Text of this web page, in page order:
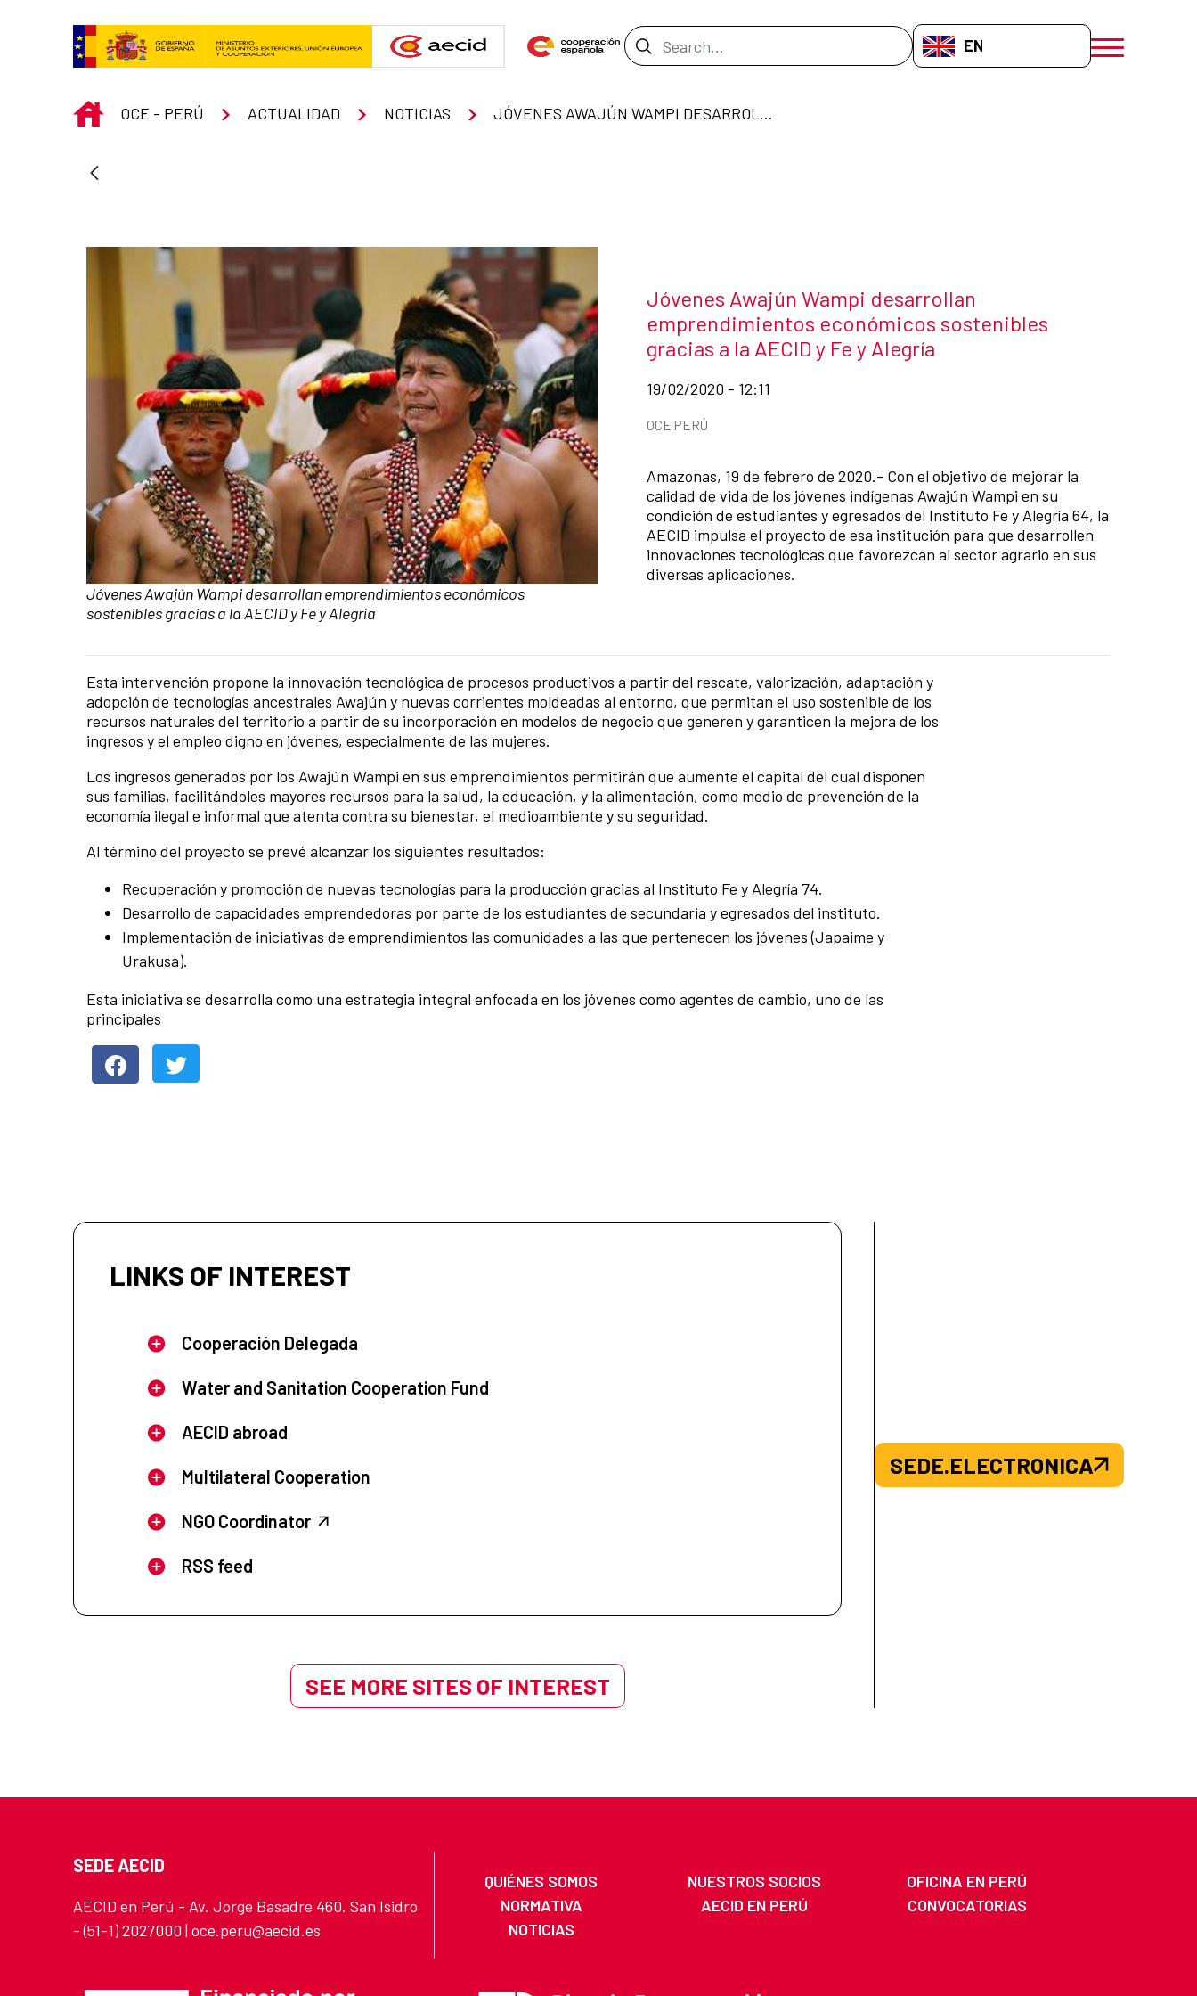
Search Bar EN-GB
menú móvil
INICIO
OCE - PERÚ ACTUALIDAD NOTICIAS JÓVENES AWAJÚN WAMPI DESARROLLAN EMPRENDIMIENTOS ECONÓMICOS SOSTENIBLES GRACIAS A LA AECID Y FE Y ALEGRÍA
Caption:
Jóvenes Awajún Wampi desarrollan emprendimientos económicos
sostenibles gracias a la AECID y Fe y Alegría
News title
Jóvenes Awajún Wampi desarrollan
emprendimientos económicos sostenibles
gracias a la AECID y Fe y Alegría
Date of publication of the news item
19/02/2020 - 12:11
News categories
OCE PERÚ
Amazonas, 19 de febrero de 2020.- Con el objetivo de mejorar la
calidad de vida de los jóvenes indígenas Awajún Wampi en su
condición de estudiantes y egresados del Instituto Fe y Alegría 64, la
AECID impulsa el proyecto de esa institución para que desarrollen
innovaciones tecnológicas que favorezcan al sector agrario en sus
diversas aplicaciones.
News content
Esta intervención propone la innovación tecnológica de procesos productivos a partir del rescate, valorización, adaptación y
adopción de tecnologías ancestrales Awajún y nuevas corrientes moldeadas al entorno, que permitan el uso sostenible de los
recursos naturales del territorio a partir de su incorporación en modelos de negocio que generen y garanticen la mejora de los
ingresos y el empleo digno en jóvenes, especialmente de las mujeres.
Los ingresos generados por los Awajún Wampi en sus emprendimientos permitirán que aumente el capital del cual disponen
sus familias, facilitándoles mayores recursos para la salud, la educación, y la alimentación, como medio de prevención de la
economía ilegal e informal que atenta contra su bienestar, el medioambiente y su seguridad.
Al término del proyecto se prevé alcanzar los siguientes resultados:
Recuperación y promoción de nuevas tecnologías para la producción gracias al Instituto Fe y Alegría 74.
Desarrollo de capacidades emprendedoras por parte de los estudiantes de secundaria y egresados del instituto.
Implementación de iniciativas de emprendimientos las comunidades a las que pertenecen los jóvenes (Japaime y
Urakusa).
Esta iniciativa se desarrolla como una estrategia integral enfocada en los jóvenes como agentes de cambio, uno de las
principales
LINKS OF INTEREST
Cooperación Delegada
Water and Sanitation Cooperation Fund
AECID abroad
Multilateral Cooperation
NGO Coordinator
RSS feed
SEE MORE SITES OF INTEREST
SEDE.ELECTRONICA
SEDE AECID
AECID en Perú - Av. Jorge Basadre 460. San Isidro
- (51-1) 2027000 | oce.peru@aecid.es
QUIÉNES SOMOS NUESTROS SOCIOS
OFICINA EN PERÚ
NORMATIVA
AECID EN PERÚ
CONVOCATORIAS
NOTICIAS